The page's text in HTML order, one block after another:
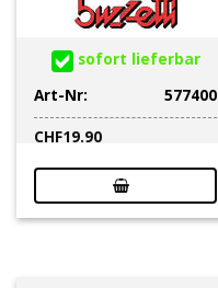
sofort lieferbar
Art-Nr:
577400
CHF19.90